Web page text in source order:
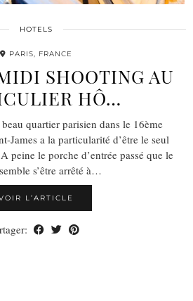
HOTELS
PARIS, FRANCE
SHOOTING AU
HÔ…
quartier parisien dans le 16ème
James a la particularité d’être le seul
peine le porche d’entrée passé que le
s’être arrêté à…
L’ARTICLE